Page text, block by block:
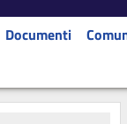
Documenti